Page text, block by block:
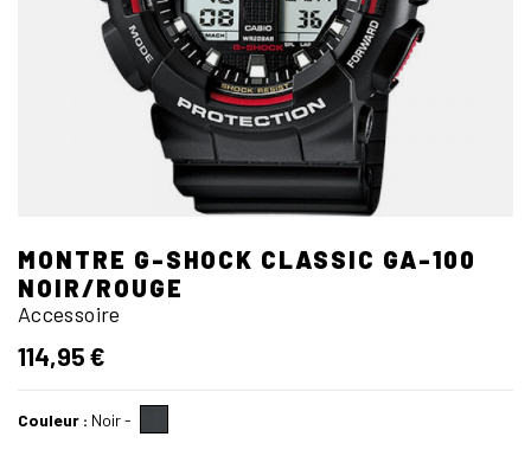
MONTRE G-SHOCK CLASSIC GA-100
NOIR/ROUGE
Accessoire
114,95 €
Couleur : Noir-